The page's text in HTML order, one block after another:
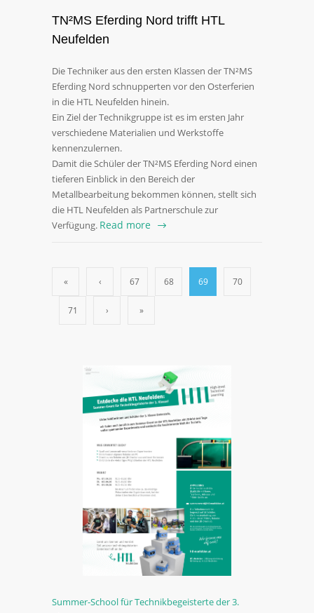
TN²MS Eferding Nord trifft HTL
Neufelden
Die Techniker aus den ersten Klassen der TN²MS
Eferding Nord schnupperten vor den Osterferien
in die HTL Neufelden hinein.
Ein Ziel der Technikgruppe ist es im ersten Jahr
verschiedene Materialien und Werkstoffe
kennenzulernen.
Damit die Schüler der TN²MS Eferding Nord einen
tieferen Einblick in den Bereich der
Metallbearbeitung bekommen können, stellt sich
die HTL Neufelden als Partnerschule zur
Verfügung. Read more
« ‹ 67 68 69 70
71 › »
Summer-School für Technikbegeisterte der 3.